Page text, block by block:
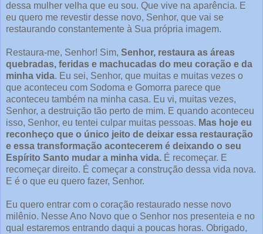
dessa mulher velha que eu sou. Que vive na aparência. E
eu quero me revestir desse novo, Senhor, que vai se
restaurando constantemente à Sua própria imagem.
Restaura-me, Senhor! Sim, Senhor, restaura as áreas
quebradas, feridas e machucadas do meu coração e da
minha vida. Eu sei, Senhor, que muitas e muitas vezes o
que aconteceu com Sodoma e Gomorra parece que
aconteceu também na minha casa. Eu vi, muitas vezes,
Senhor, a destruição tão perto de mim. E quando aconteceu
isso, Senhor, eu tentei culpar muitas pessoas. Mas hoje eu
reconheço que o único jeito de deixar essa restauração
e essa transformação acontecerem é deixando o seu
Espírito Santo mudar a minha vida. É recomeçar. E
recomeçar direito. É começar a construção dessa vida nova.
E é o que eu quero fazer, Senhor.
Eu quero entrar com o coração restaurado nesse novo
milênio. Nesse Ano Novo que o Senhor nos presenteia e no
qual estaremos entrando daqui a poucas horas. Obrigado,